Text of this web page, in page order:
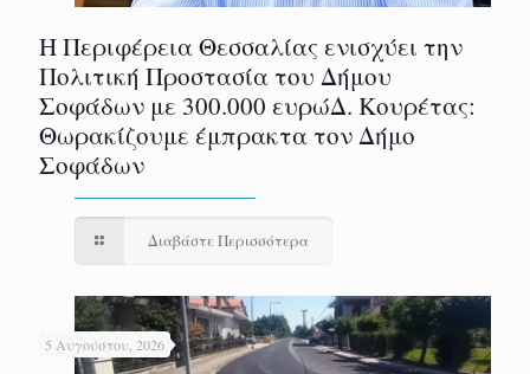
Η Περιφέρεια Θεσσαλίας ενισχύει την
Πολιτική Προστασία του Δήμου
Σοφάδων με 300.000 ευρώΔ. Κουρέτας:
Θωρακίζουμε έμπρακτα τον Δήμο
Σοφάδων
Διαβάστε Περισσότερα
5 Αυγούστου, 2026